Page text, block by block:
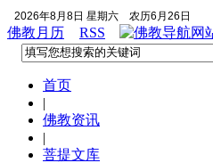
2026年8月8日 星期六 农历6月26日
佛教月历 RSS
首页
|
佛教资讯
|
菩提文库